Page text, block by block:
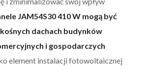
JAM54S30 410 W mogą być
dachach budynków
i gospodarczych
element instalacji fotowoltaicznej